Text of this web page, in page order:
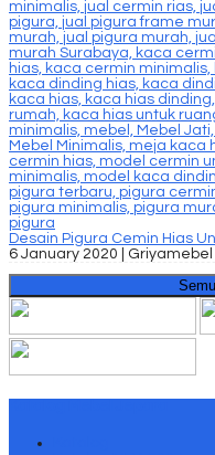
Desain Pigura Cemin Hias
6 January 2020 | Griyamebel